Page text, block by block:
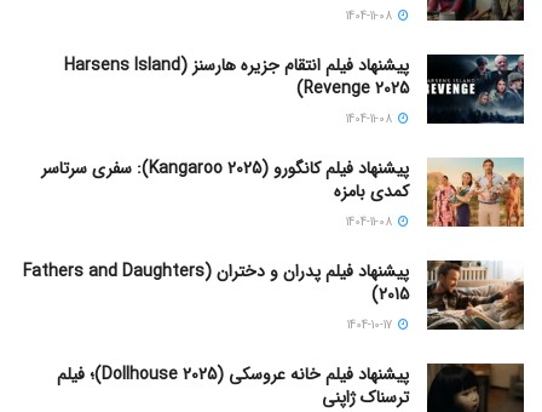
پیشنهاد فیلم انتقام جزیره هارسنز (Harsens Island
Revenge 2025)
پیشنهاد فیلم کانگورو (Kangaroo 2025): سفری سرتاسر
کمدی بامزه
پیشنهاد فیلم پدران و دختران (Fathers and Daughters
2015)
پیشنهاد فیلم خانه عروسکی (Dollhouse 2025)؛ فیلم
ترسناک ژاپنی